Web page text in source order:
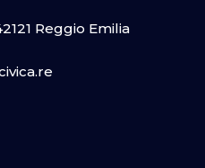
Reggio Emilia